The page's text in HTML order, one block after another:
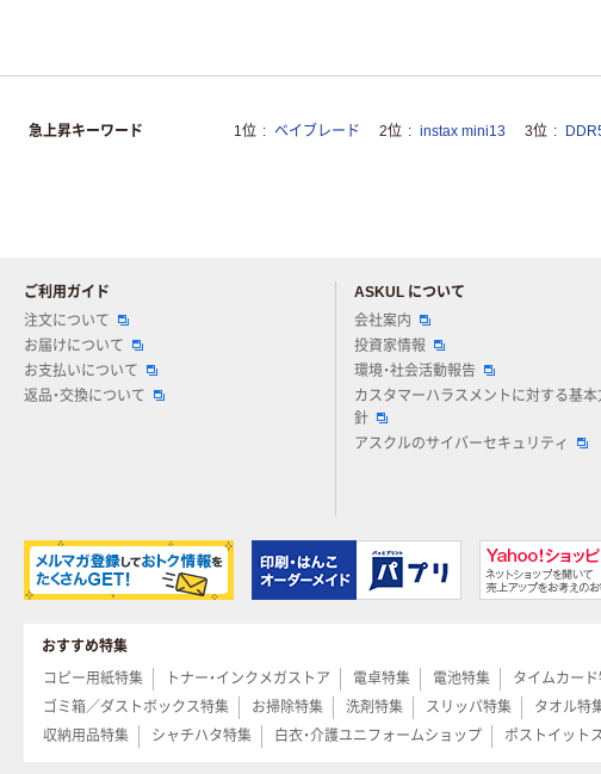
急上昇キーワード 1位 ベイブレード 2位 instax mini13 3位
ご利用ガイド
注文について
お届けについて
お支払いについて
返品・交換について
ASKUL について
会社案内
投資家情報
環境・社会活動報告
カスタマーハラスメントに対する基本
針
アスクルのサイバーセキュリティ
おすすめ特集
コピー用紙特集
トナー・インクメガストア 電卓特集 電池特集 タイムカー
ゴミ箱／ダストボックス特集
お掃除特集 洗剤特集 スリッパ特集 タオル特
収納用品特集
シャチハタ特集 白衣・介護ユニフォームショップ ポストイット